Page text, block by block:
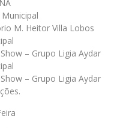
M. Heitor Villa Lobos
– Grupo Ligia Aydar
– Grupo Ligia Aydar